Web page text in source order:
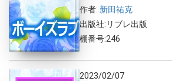
作者: 新田祐克
出版社:リブレ出版
棚番号:246
2023/02/07